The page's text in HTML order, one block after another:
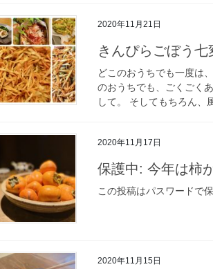
2020年11月21日
きんぴらごぼう
どこのおうちでも一度は
のおうちでも、ごくごく
して。 そしてもちろん
2020年11月17日
保護中: 今年は
この投稿はパスワードで
2020年11月15日